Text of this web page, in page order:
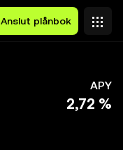
Anslut plånbok
APY
2,72 %